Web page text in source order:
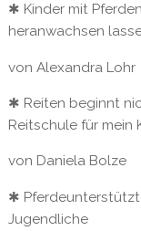
✱ Kinder mit
heranwachsen
von Alexandra Lohr
✱ Reiten beginnt
Reitschule für mein
von Daniela Bolze
✱
Jugendliche